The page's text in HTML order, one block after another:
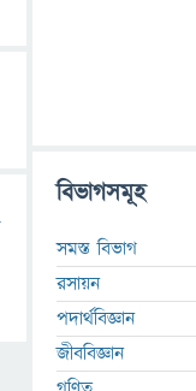
বিভাগসমূহ
সমস্ত বিভাগ
রসায়ন
পদার্থবিজ্ঞান
জীববিজ্ঞান